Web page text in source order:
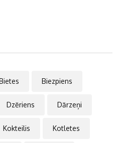
Biezpiens
Dzēriens Dārzeņi
Kokteilis Kotletes